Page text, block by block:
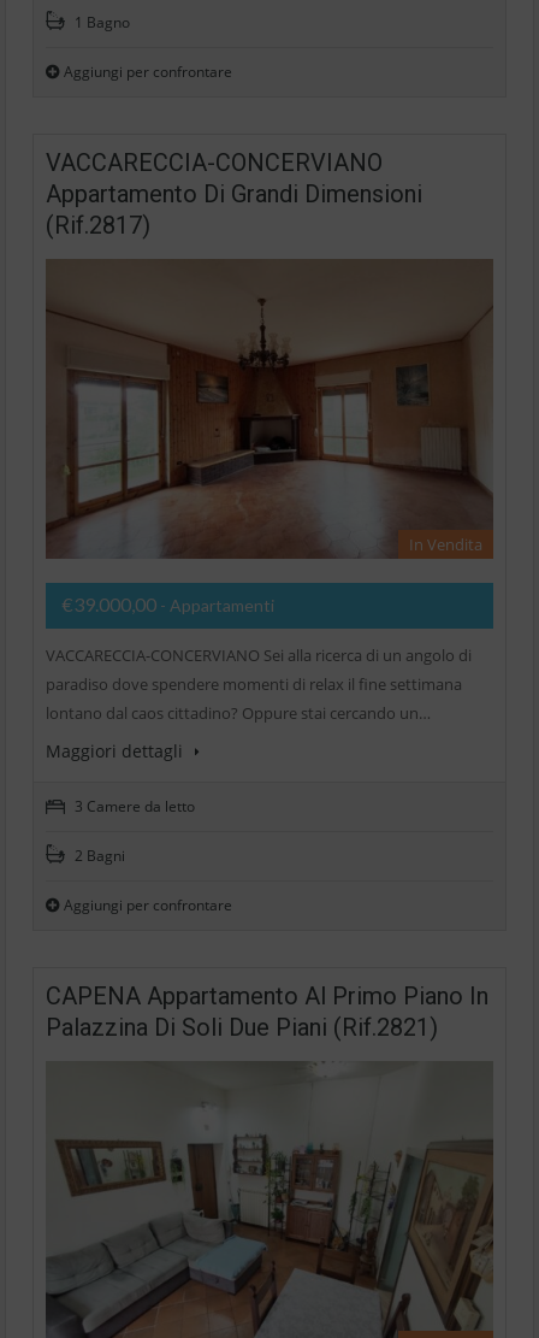
1 Bagno
Aggiungi per confrontare
VACCARECCIA-CONCERVIANO
Appartamento Di Grandi Dimensioni
(Rif.2817)
In Vendita
€39.000,00 - Appartamenti
VACCARECCIA-CONCERVIANO Sei alla ricerca di un angolo di
paradiso dove spendere momenti di relax il fine settimana
lontano dal caos cittadino? Oppure stai cercando un…
Maggiori dettagli
3 Camere da letto
2 Bagni
Aggiungi per confrontare
CAPENA Appartamento Al Primo Piano In
Palazzina Di Soli Due Piani (Rif.2821)